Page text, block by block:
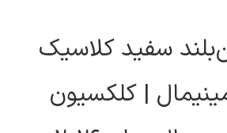
سفید کلاسیک
| کلکسیون